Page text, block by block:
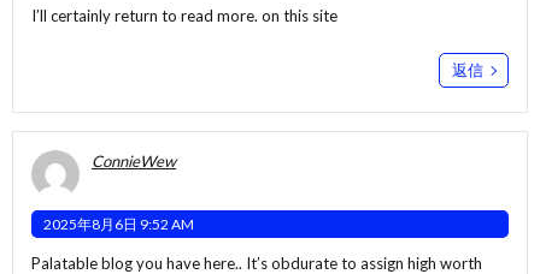
I’ll certainly return to read more. on this site
返信
ConnieWew
2025年8月6日 9:52 AM
Palatable blog you have here.. It’s obdurate to assign high worth